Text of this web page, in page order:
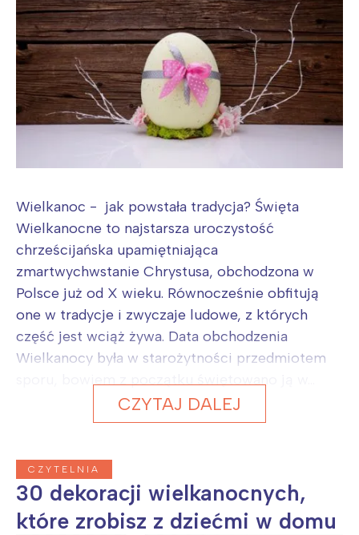
Wielkanoc - jak powstała tradycja? Święta
Wielkanocne to najstarsza uroczystość
chrześcijańska upamiętniająca
zmartwychwstanie Chrystusa, obchodzona w
Polsce już od X wieku. Równocześnie obfitują
one w tradycje i zwyczaje ludowe, z których
część jest wciąż żywa. Data obchodzenia
Wielkanocy była w starożytności przedmiotem
CZYTAJ DALEJ
CZYTELNIA
30 dekoracji wielkanocnych,
które zrobisz z dziećmi w domu
Poznań
Wrocław
Północ
Wszystkie
Wybieram